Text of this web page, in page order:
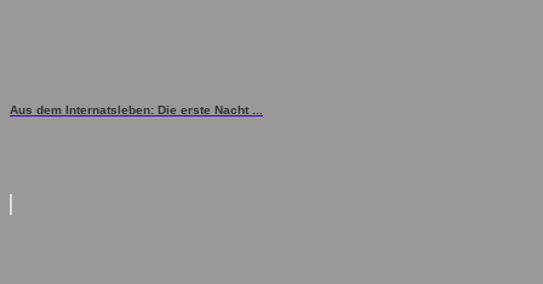
Aus dem Internatsleben: Die erste Nacht ...